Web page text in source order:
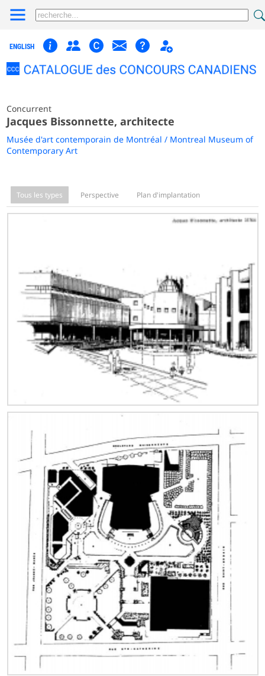
ENGLISH
Concurrent
Jacques Bissonnette, architecte
Musée d'art contemporain de Montréal / Montreal Museum of
Contemporary Art
Tous les types Perspective Plan d'implantation